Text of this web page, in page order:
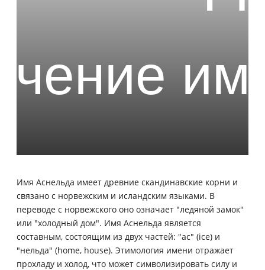
Имя Аснельда имеет древние скандинавские корни и
связано с норвежским и исландским языками. В
переводе с норвежского оно означает "ледяной замок"
или "холодный дом". Имя Аснельда является
составным, состоящим из двух частей: "ас" (ice) и
"нельда" (home, house). Этимология имени отражает
прохладу и холод, что может символизировать силу и